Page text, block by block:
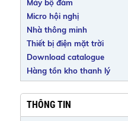
Máy bộ đàm
Micro hội nghị
Nhà thông minh
Thiết bị điện mặt trời
Download catalogue
Hàng tồn kho thanh lý
THÔNG TIN